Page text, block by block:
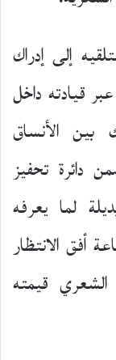
إلى إدراك
قيادته داخل
بين الأنساق
دائرة تحفيز
لما يعرفه
أفق الانتظار
قيمته